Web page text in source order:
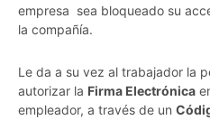
empresa sea bloqueado su
la compañía.
Le da a su vez al trabajador la
autorizar la Firma Electrónica
empleador, a través de un